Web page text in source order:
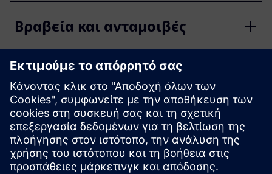
Βραβεία και ανταμοιβές
Μπείτε στον διαγωνισμό
τώρα